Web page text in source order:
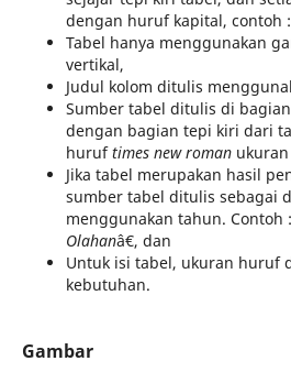
dengan huruf kapital, contoh :
Tabel hanya menggunakan
vertikal,
Judul kolom ditulis
Sumber tabel ditulis di
dengan bagian tepi kiri dari
huruftimes new romanukuran
Jika tabel merupakan hasil
sumber tabel ditulis sebagai
menggunakan tahun. Contoh
Olahanâ€, dan
Untuk isi tabel, ukuran huruf
kebutuhan.
Gambar